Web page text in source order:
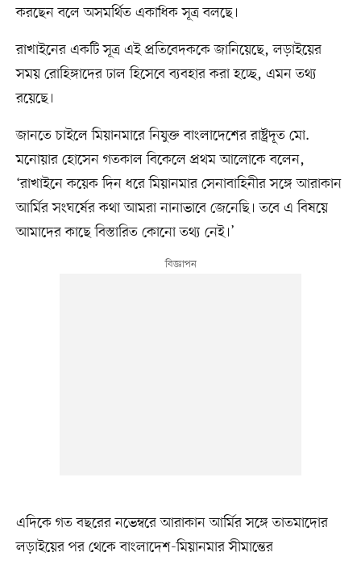
করছেন বলে অসমর্থিত একাধিক সূত্র বলছে।
রাখাইনের একটি সূত্র এই প্রতিবেদককে জানিয়েছে, লড়াইয়ের
সময় রোহিঙ্গাদের ঢাল হিসেবে ব্যবহার করা হচ্ছে, এমন তথ্য
রয়েছে।
জানতে চাইলে মিয়ানমারে নিযুক্ত বাংলাদেশের রাষ্ট্রদূত মো.
মনোয়ার হোসেন গতকাল বিকেলে প্রথম আলোকে বলেন,
‘রাখাইনে কয়েক দিন ধরে মিয়ানমার সেনাবাহিনীর সঙ্গে আরাকান
আর্মির সংঘর্ষের কথা আমরা নানাভাবে জেনেছি। তবে এ বিষয়ে
আমাদের কাছে বিস্তারিত কোনো তথ্য নেই।’
এদিকে গত বছরের নভেম্বরে আরাকান আর্মির সঙ্গে তাতমাদোর
লড়াইয়ের পর থেকে বাংলাদেশ-মিয়ানমার সীমান্তের